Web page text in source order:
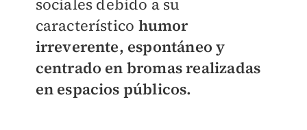
sociales debido a su
característico humor
irreverente, espontáneo y
centrado en bromas realizadas
en espacios públicos.